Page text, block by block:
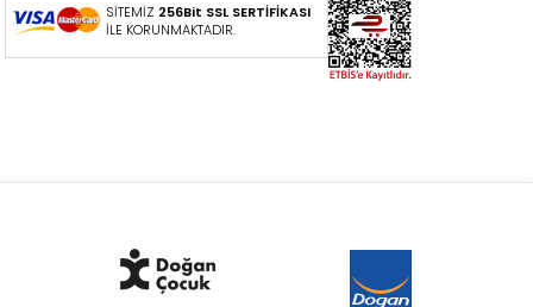
SİTEMİZ 256Bit SSL SERTİFİKASI
İLE KORUNMAKTADIR.